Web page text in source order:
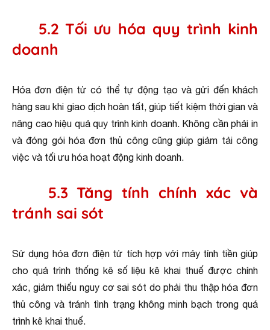
5.2 Tối ưu hóa quy trình kinh
doanh
Hóa đơn điện tử có thể tự động tạo và gửi đến khách
hàng sau khi giao dịch hoàn tất, giúp tiết kiệm thời gian và
nâng cao hiệu quả quy trình kinh doanh. Không cần phải in
và đóng gói hóa đơn thủ công cũng giúp giảm tải công
việc và tối ưu hóa hoạt động kinh doanh.
5.3 Tăng tính chính xác và
tránh sai sót
Sử dụng hóa đơn điện tử tích hợp với máy tính tiền giúp
cho quá trình thống kê số liệu kê khai thuế được chính
xác, giảm thiểu nguy cơ sai sót do phải thu thập hóa đơn
thủ công và tránh tình trạng không minh bạch trong quá
trình kê khai thuế.